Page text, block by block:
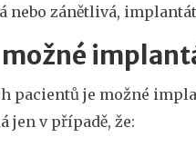
nebo zánětlivá,
možné
pacientů je možné
jen v případě, že: